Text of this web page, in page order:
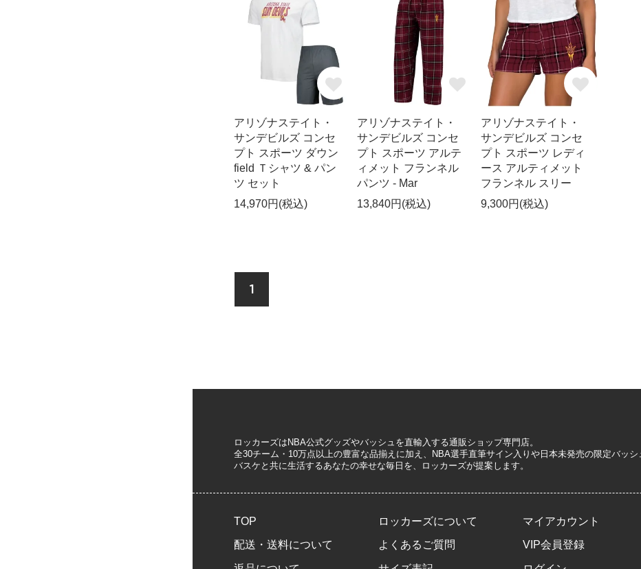
アリゾナステイト・
サンデビルズ コンセ
プト スポーツ ダウン
field Ｔシャツ & パン
ツ セット
14,970円(税込)
アリゾナステイト・
サンデビルズ コンセ
プト スポーツ アルテ
ィメット フランネル
パンツ - Mar
13,840円(税込)
アリゾナステイト・
サンデビルズ コンセ
プト スポーツ レディ
ース アルティメット
フランネル スリー
9,300円(税込)
1
ロッカーズはNBA公式グッズやバッシュを直輸入する通販ショップ専門店。
全30チーム・10万点以上の豊富な品揃えに加え、NBA選手直筆サイン入りや日本未発売の限定バッシ
バスケと共に生活するあなたの幸せな毎日を、ロッカーズが提案します。
TOP
配送・送料について
ロッカーズについて
よくあるご質問
マイアカウント
VIP会員登録